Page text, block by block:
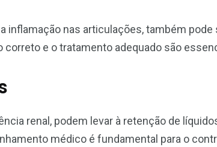
inflamação nas articulações, também pode
correto e o tratamento adequado são
renal, podem levar à retenção de
médico é fundamental para o